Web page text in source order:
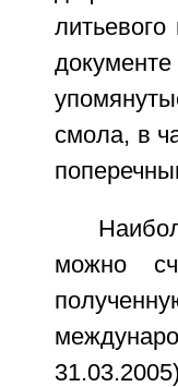
смола, в
можно